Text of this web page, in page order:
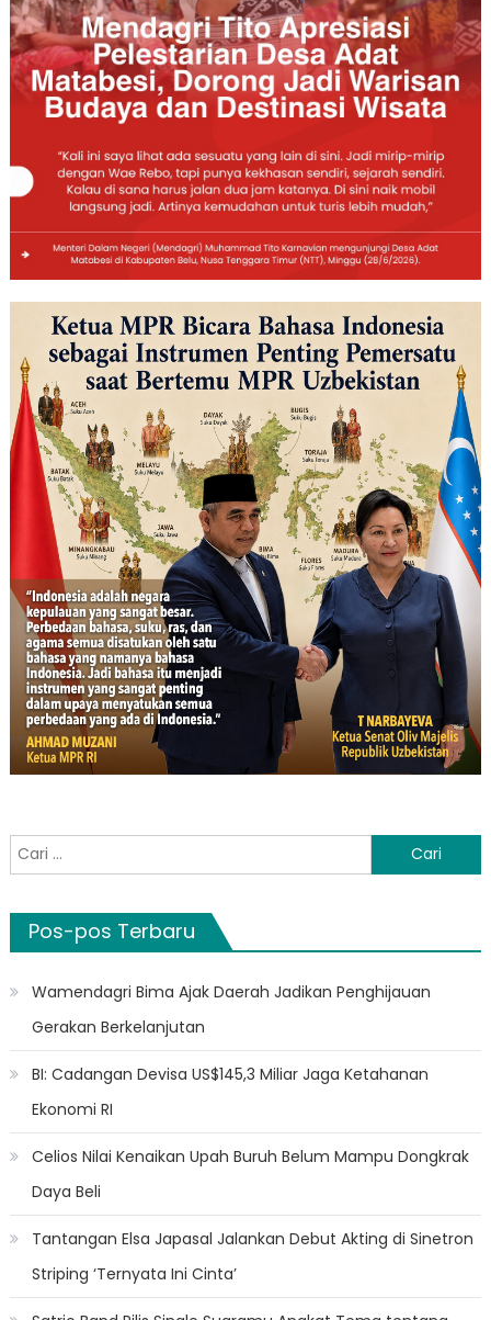
Cari
untuk:
Pos-pos Terbaru
Wamendagri Bima Ajak Daerah Jadikan Penghijauan
Gerakan Berkelanjutan
BI: Cadangan Devisa US$145,3 Miliar Jaga Ketahanan
Ekonomi RI
Celios Nilai Kenaikan Upah Buruh Belum Mampu Dongkrak
Daya Beli
Tantangan Elsa Japasal Jalankan Debut Akting di Sinetron
Striping ‘Ternyata Ini Cinta’